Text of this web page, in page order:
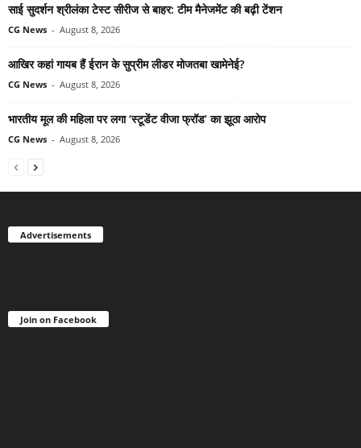
साई सुदर्शन श्रीलंका टेस्ट सीरीज से बाहर: टीम मैनेजमेंट की बढ़ी टेंशन
CG News - August 8, 2026
आखिर कहां गायब हैं ईरान के सुप्रीम लीडर मोजतबा खामेनेई?
CG News - August 8, 2026
भारतीय मूल की महिला पर लगा ‘स्टूडेंट वीजा फ्रॉड’ का झूठा आरोप
CG News - August 8, 2026
Advertisements
Join on Facebook